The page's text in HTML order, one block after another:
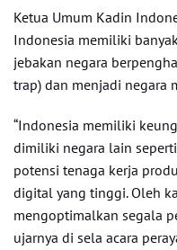
Ketua Umum Kadin
Indonesia memiliki
jebakan negara
trap) dan menjadi negara
“Indonesia memiliki
dimiliki negara lain
potensi tenaga kerja
digital yang tinggi. Oleh
mengoptimalkan segala
ujarnya di sela acara